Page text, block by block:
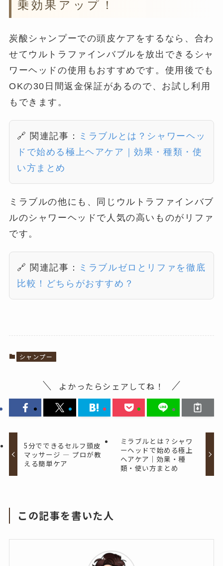
乗効果アップ！
炭酸シャンプーでの頭皮ケアをするなら、合わ
せてウルトラファインバブルを放出できるシャ
ワーヘッドの使用もおすすめです。使用後でも
OKの30日間返金保証があるので、お試し利用
もできます。
🔗 関連記事：
ミラブルとは？シャワーヘッ
ドで始める極上ヘアケア｜効果・種類・使
い方まとめ
ミラブルの他にも、同じウルトラファインバブ
ルのシャワーヘッドで人気の高いものがリファ
です。
🔗 関連記事：
ミラブルゼロとリファを徹底
比較！どちらがおすすめ？
シャンプー
よかったらシェアしてね！
5分でできるセルフ頭皮
マッサージ ― プロが教
える簡単ケア
ミラブルとは？シャワ
ーヘッドで始める極上
ヘアケア｜効果・種
類・使い方まとめ
この記事を書いた人